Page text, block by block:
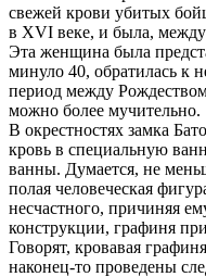
свежей крови убитых
в XVI веке, и была,
Эта женщина была
минуло 40, обратилась к
период между
можно более мучительно.
В окрестностях замка
кровь в специальную
ванны. Думается, не
полая человеческая
несчастного, причиняя
конструкции, графиня
Говорят, кровавая
наконец-то проведены